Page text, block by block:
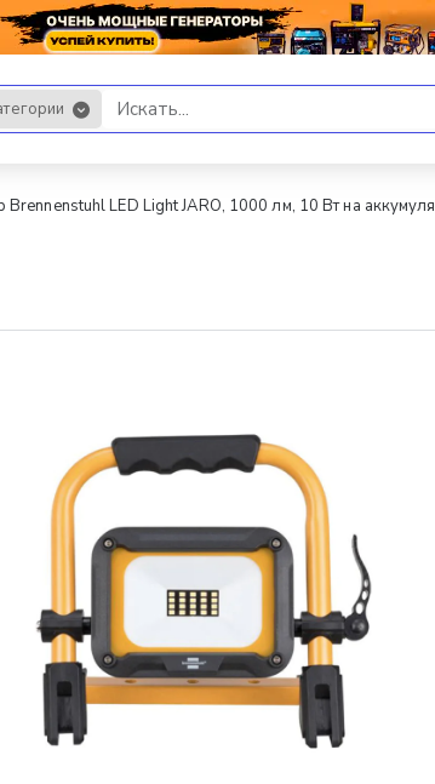
LED Light JARO, 1000 лм, 10 Вт на